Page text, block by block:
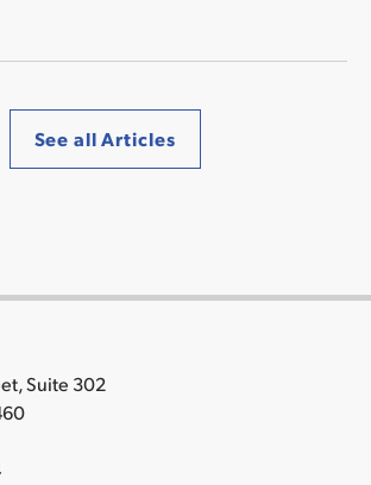
See all Articles
Suite 302